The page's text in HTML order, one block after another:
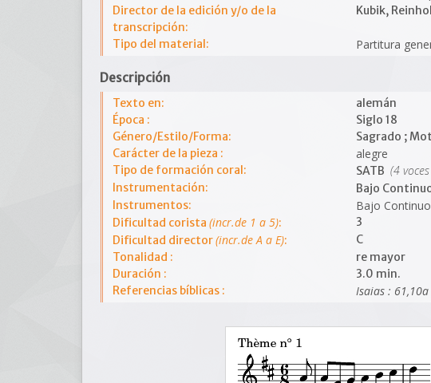
Director de la edición y/o de la
transcripción:
Kubik,
Tipo del material: Partitura
Descripción
Texto en:
alemán
Época :
Siglo 18
Género/Estilo/Forma:
Sagrado ;
Carácter de la pieza :
alegre
Tipo de formación coral: SATB (4
Instrumentación: Bajo
Instrumentos: Bajo
Dificultad corista (incr.de 1 a 5):
3
Dificultad director(incr.de A a E):
C
Tonalidad :
re mayor
Duración :
3.0 min.
Referencias bíblicas :
Isaias : 61,10a